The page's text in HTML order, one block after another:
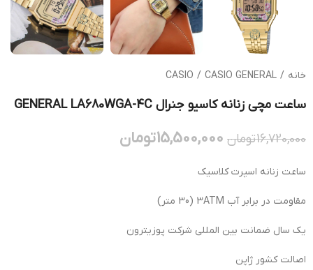
خانه /
CASIO / CASIO GENERAL
ساعت مچی زنانه کاسیو جنرال GENERAL LA680WGA-4C
16,720,000تومان 15,500,000تومان
ساعت زنانه اسپرت کلاسیک
مقاومت در برابر آب 3ATM (30 متر)
یک سال ضمانت بین المللی شرکت پوزیترون
اصالت کشور ژاپن